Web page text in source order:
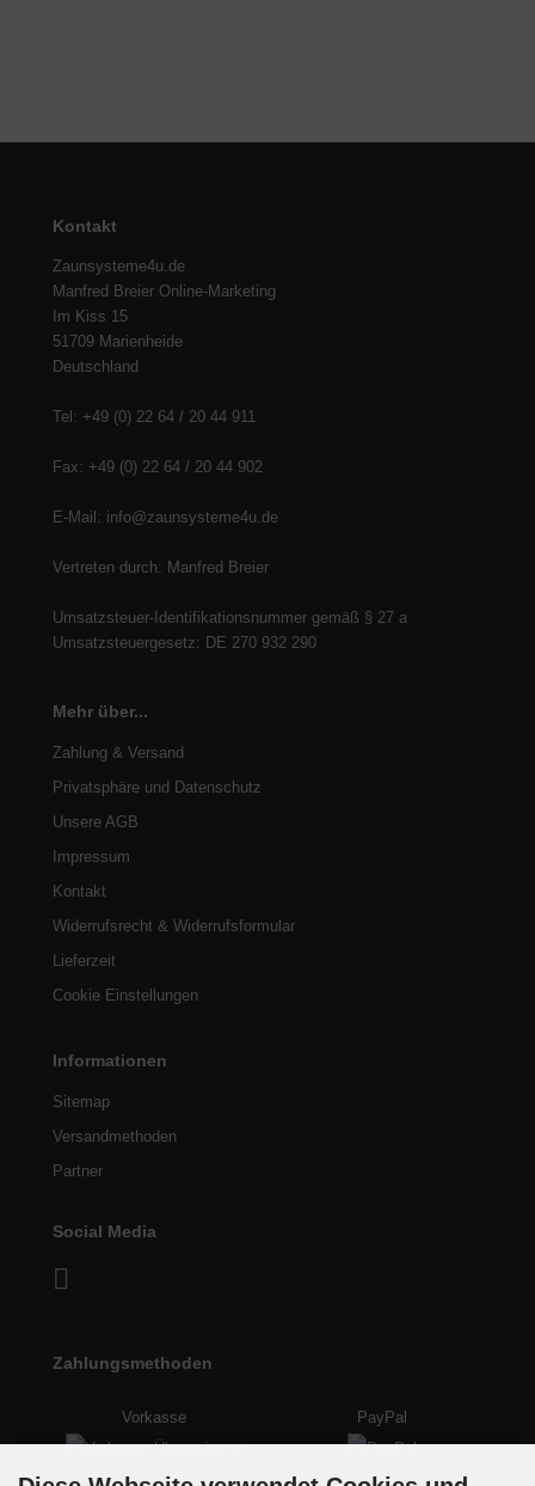
Kontakt
Zaunsysteme4u.de
Manfred Breier Online-Marketing
Im Kiss 15
51709 Marienheide
Deutschland
Tel: +49 (0) 22 64 / 20 44 911
Fax: +49 (0) 22 64 / 20 44 902
E-Mail: info@zaunsysteme4u.de
Vertreten durch: Manfred Breier
Umsatzsteuer-Identifikationsnummer gemäß § 27 a
Umsatzsteuergesetz: DE 270 932 290
Mehr über...
Zahlung & Versand
Privatsphäre und Datenschutz
Unsere AGB
Impressum
Kontakt
Widerrufsrecht & Widerrufsformular
Lieferzeit
Cookie Einstellungen
Informationen
Sitemap
Versandmethoden
Partner
Social Media
Zahlungsmethoden
Vorkasse PayPal